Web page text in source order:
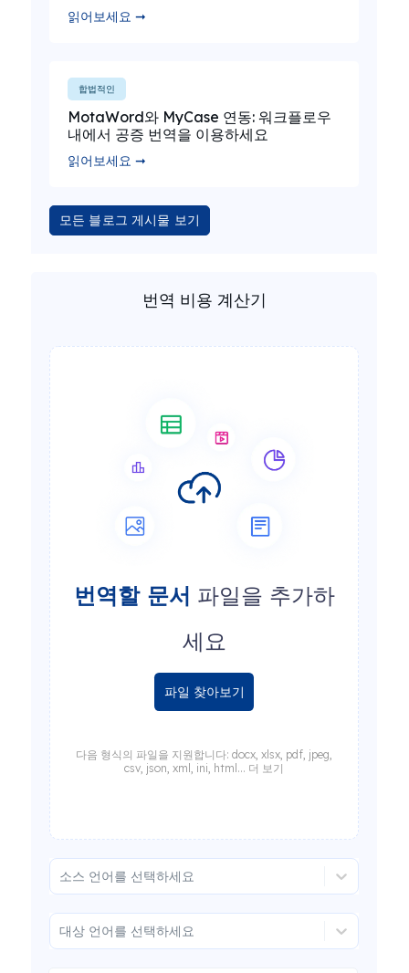
읽어보세요 ➞
합법적인
MotaWord와 MyCase 연동: 워크플로우
내에서 공증 번역을 이용하세요
읽어보세요 ➞
모든 블로그 게시물 보기
번역 비용 계산기
번역할 문서 파일을 추가하
세요
파일 찾아보기
다음 형식의 파일을 지원합니다: docx, xlsx, pdf, jpeg,
csv, json, xml, ini, html... 더 보기
소스 언어를 선택하세요
대상 언어를 선택하세요